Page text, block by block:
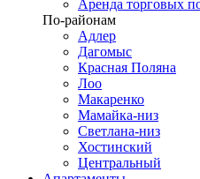
Аренда торговых
По-районам
Адлер
Дагомыс
Красная Поляна
Лоо
Макаренко
Мамайка-низ
Светлана-низ
Хостинский
Центральный